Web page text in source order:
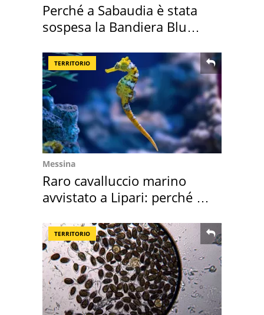
Perché a Sabaudia è stata
sospesa la Bandiera Blu
TERRITORIO
Messina
Raro cavalluccio marino
avvistato a Lipari: perché è
TERRITORIO